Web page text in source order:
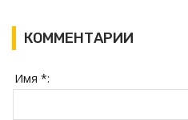
КОММЕНТАРИИ
Имя *: